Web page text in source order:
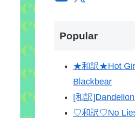
Popular
★和訳★Hot
Blackbear
[和訳
♡和訳♡No